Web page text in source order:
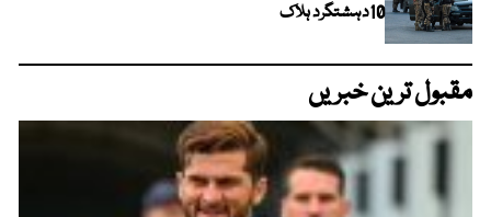
10دہشتگرد ہلاک
مقبول ترین خبریں